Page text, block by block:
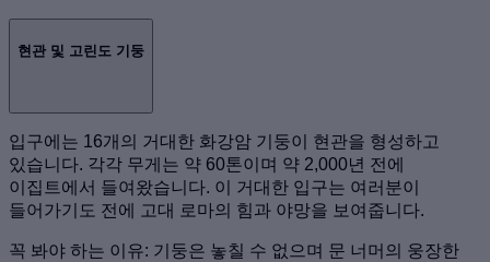
현관 및 고린도 기둥
입구에는 16개의 거대한 화강암 기둥이 현관을 형성하고
있습니다. 각각 무게는 약 60톤이며 약 2,000년 전에
이집트에서 들여왔습니다. 이 거대한 입구는 여러분이
들어가기도 전에 고대 로마의 힘과 야망을 보여줍니다.
꼭 봐야 하는 이유: 기둥은 놓칠 수 없으며 문 너머의 웅장한